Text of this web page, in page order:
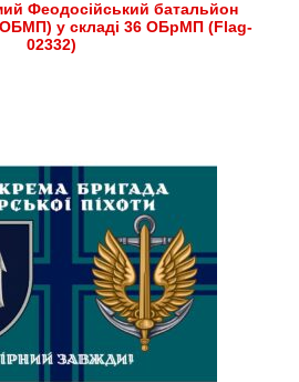
Феодосійський батальйон
ОБМП) у складі 36 ОБрМП (Flag-
02332)